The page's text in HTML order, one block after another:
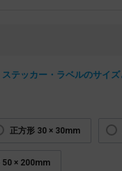
ステッカー・ラベルのサイ
正方形 30 × 30mm
50 × 200mm